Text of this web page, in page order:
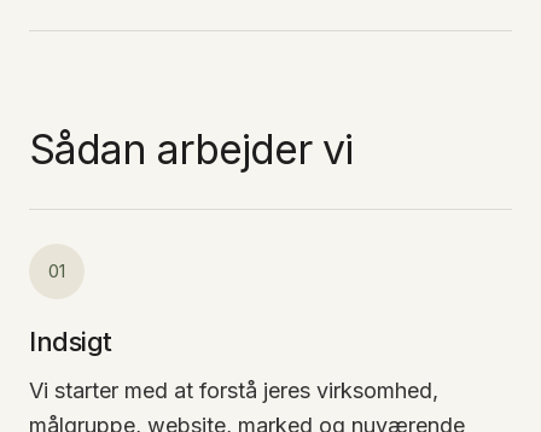
Sådan arbejder vi
01
Indsigt
Vi starter med at forstå jeres virksomhed,
målgruppe, website, marked og nuværende